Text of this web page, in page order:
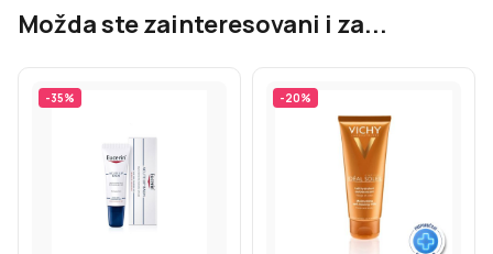
Možda ste zainteresovani i za...
-35% -20%